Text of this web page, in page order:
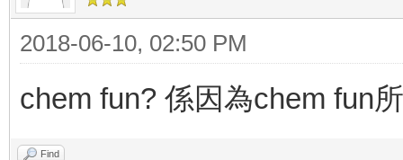
2018-06-10, 02:50 PM
chem fun? 係因為chem fun
Find